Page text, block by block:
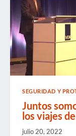
SEGURIDAD Y
Juntos
los viajes
julio 20, 2022